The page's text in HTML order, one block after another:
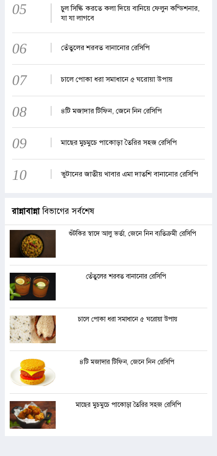
05
চুল সিল্কি করতে কলা দিয়ে বানিয়ে ফেলুন কন্ডিশনার,
যা যা লাগবে
06 তেঁতুলের শরবত বানানোর রেসিপি
07 চালে পোকা ধরা সমাধানে ৫ ঘরোয়া উপায়
08 ৪টি মজাদার টিফিন, জেনে নিন রেসিপি
09 মাছের মুচমুচে পাকোড়া তৈরির সহজ রেসিপি
10 ভুটানের জাতীয় খাবার এমা দাতশি বানানোর রেসিপি
রান্নাবান্নাবিভাগের সর্বশেষ
শুঁটকির স্বাদে আলু ভর্তা, জেনে নিন ব্যতিক্রমী রেসিপি
তেঁতুলের শরবত বানানোর রেসিপি
চালে পোকা ধরা সমাধানে ৫ ঘরোয়া উপায়
৪টি মজাদার টিফিন, জেনে নিন রেসিপি
মাছের মুচমুচে পাকোড়া তৈরির সহজ রেসিপি